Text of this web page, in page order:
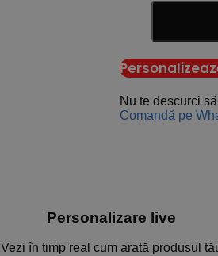
Nu te descurci
Comandă pe
Personalizare live
Vezi în timp real cum arată produsul